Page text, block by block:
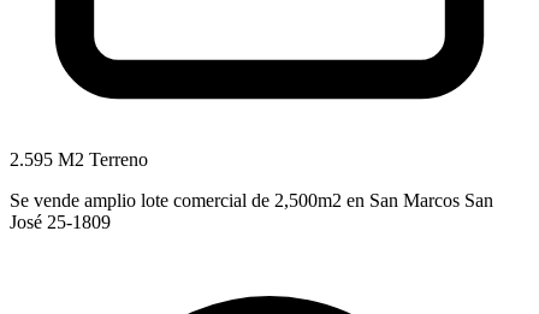
2.595 M2 Terreno
Se vende amplio lote comercial de 2,500m2 en San Marcos San
José 25-1809